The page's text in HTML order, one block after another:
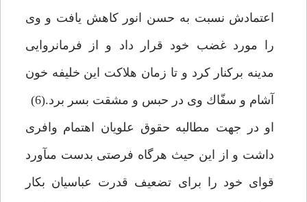
اعتمادش نسبت به حسن انور كاهش يافت و وى
را مورد غضب خود قرار داد و از فرمانروايى
مدينه بركنار كرد و تا زمان هلاكت اين خليفه خون
آشام و سفّاك وى در حبس و مشقت بسر برد.(6)
او در جهت مطالبه حقوق علويان اهتمام وافرى
داشت و از اين حيث هرگاه فرصتى بدست مى‏آورد
قواى خود را براى تضعيف قدرت عباسيان بكار